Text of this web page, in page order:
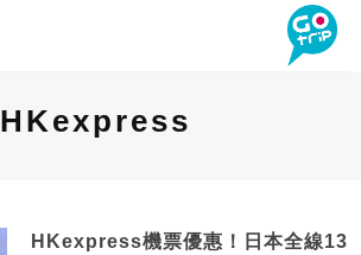
HKexpress
HKexpress機票優惠！日本全線13